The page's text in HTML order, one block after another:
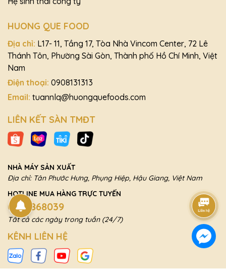
HUONG QUE FOOD
Địa chỉ: L17- 11, Tầng 17, Tòa Nhà Vincom Center, 72 Lê
Thánh Tôn, Phường Sài Gòn, Thành phố Hồ Chí Minh, Việt
Nam
Điện thoại: 0908131313
Email: tuannlq@huongquefoods.com
LIÊN KẾT SÀN TMĐT
NHÀ MÁY SẢN XUẤT
Địa chỉ: Tân Phước Hưng, Phụng Hiệp, Hậu Giang, Việt Nam
HOTLINE MUA HÀNG TRỰC TUYẾN
0869868039
Tất cả các ngày trong tuần (24/7)
KÊNH LIÊN HỆ